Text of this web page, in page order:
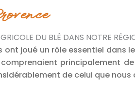
DU BLÉ DANS NOTRE
ont joué un rôle essentiel dans
principalement
de celui que nous